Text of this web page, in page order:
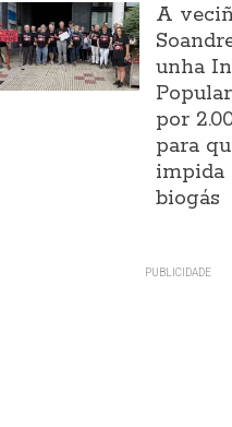
A
unha
por
para
impida
biogás